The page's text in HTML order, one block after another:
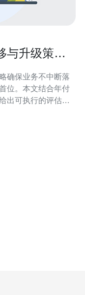
与升级策略
确保业务不中断落
位。本文结合年付
出可执行的评估、